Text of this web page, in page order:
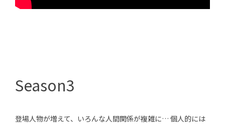
Season3
登場人物が増えて、いろんな人間関係が複雑に… 個人的には